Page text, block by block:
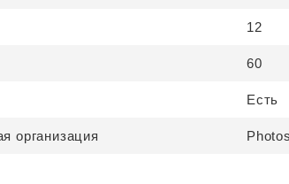
12
60
Есть
организация